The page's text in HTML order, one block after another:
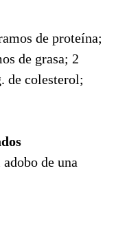
de proteína;
de grasa; 2
de colesterol;
de una